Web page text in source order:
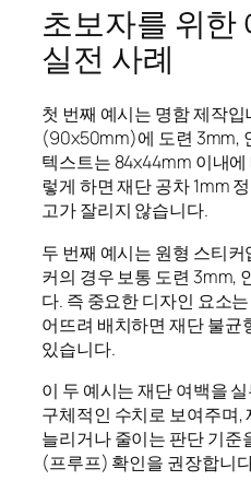
초보자를 위한
실전 사례
첫 번째 예시는 명함 제작
(90x50mm)에 도련 3mm,
텍스트는 84x44mm 이내
렇게 하면 재단 공차 1mm
고가 잘리지 않습니다.
두 번째 예시는 원형 스티
커의 경우 보통 도련 3mm,
다. 즉 중요한 디자인 요소
어뜨려 배치하면 재단 불균
있습니다.
이 두 예시는 재단 여백을
구체적인 수치로 보여주며,
늘리거나 줄이는 판단 기준
(프루프) 확인을 권장합니